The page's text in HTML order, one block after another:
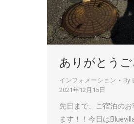
ありがとうご
インフォメーション By
2021年12月15日
先日まで、ご宿泊の
ます！！今日は